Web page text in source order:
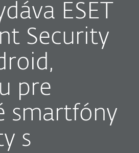
ESET
Security
pre
smartfóny
s